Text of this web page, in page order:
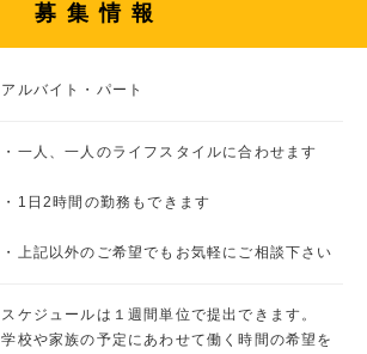
募集情報
アルバイト・パート
・一人、一人のライフスタイルに合わせます
・1日2時間の勤務もできます
・上記以外のご希望でもお気軽にご相談下さい
スケジュールは１週間単位で提出できます。
学校や家族の予定にあわせて働く時間の希望を